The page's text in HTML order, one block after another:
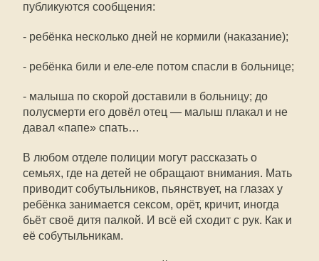
публикуются сообщения:
- ребёнка несколько дней не кормили (наказание);
- ребёнка били и еле-еле потом спасли в больнице;
- малыша по скорой доставили в больницу; до
полусмерти его довёл отец — малыш плакал и не
давал «папе» спать…
В любом отделе полиции могут рассказать о
семьях, где на детей не обращают внимания. Мать
приводит собутыльников, пьянствует, на глазах у
ребёнка занимается сексом, орёт, кричит, иногда
бьёт своё дитя палкой. И всё ей сходит с рук. Как и
её собутыльникам.